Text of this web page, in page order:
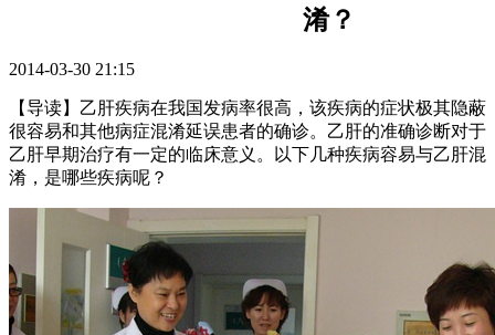
淆？
2014-03-30 21:15
【导读】乙肝疾病在我国发病率很高，该疾病的症状极其隐蔽
很容易和其他病症混淆延误患者的确诊。乙肝的准确诊断对于
乙肝早期治疗有一定的临床意义。以下几种疾病容易与乙肝混
淆，是哪些疾病呢？